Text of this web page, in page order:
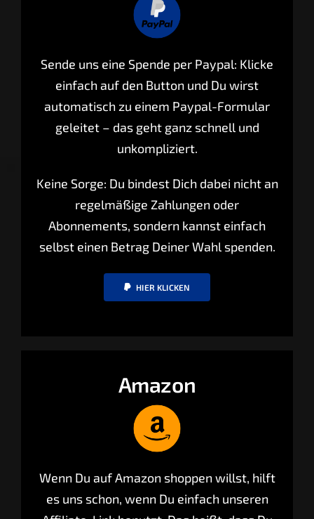
Sende uns eine Spende per Paypal: Klicke
einfach auf den Button und Du wirst
automatisch zu einem Paypal-Formular
geleitet – das geht ganz schnell und
unkompliziert.
Keine Sorge: Du bindest Dich dabei nicht an
regelmäßige Zahlungen oder
Abonnements, sondern kannst einfach
selbst einen Betrag Deiner Wahl spenden.
HIER KLICKEN
Amazon
Wenn Du auf Amazon shoppen willst, hilft
es uns schon, wenn Du einfach unseren